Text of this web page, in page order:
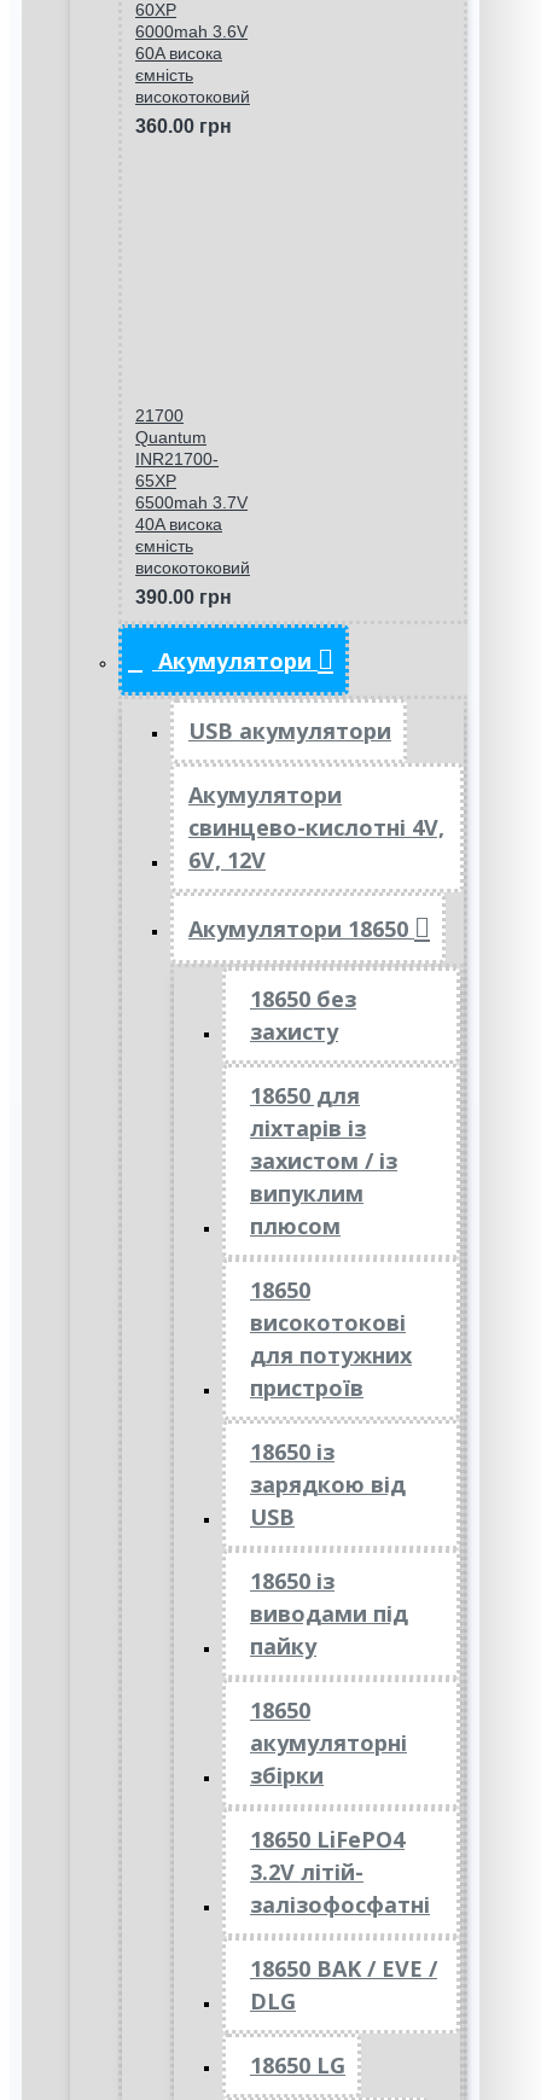
60XP
6000mah 3.6V
60A висока
ємність
високотоковий
360.00 грн
21700
Quantum
INR21700-
65XP
6500mah 3.7V
40A висока
ємність
високотоковий
390.00 грн
Акумулятори
USB акумулятори
Акумулятори
свинцево-кислотні 4V,
6V, 12V
Акумулятори 18650
18650 без
захисту
18650 для
ліхтарів із
захистом / із
випуклим
плюсом
18650
високотокові
для потужних
пристроїв
18650 із
зарядкою від
USB
18650 із
виводами під
пайку
18650
акумуляторні
збірки
18650 LiFePO4
3.2V літій-
залізофосфатні
18650 BAK / EVE /
DLG
18650 LG